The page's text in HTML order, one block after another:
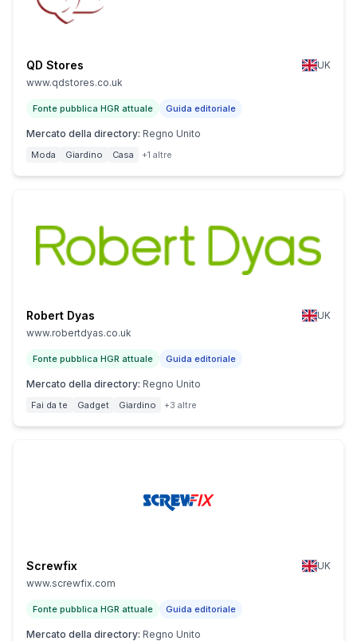
QD Stores
UK
www.qdstores.co.uk
Fonte pubblica HGR attuale Guida editoriale
Mercato della directory: Regno Unito
Moda Giardino Casa +1 altre
Robert Dyas
UK
www.robertdyas.co.uk
Fonte pubblica HGR attuale Guida editoriale
Mercato della directory: Regno Unito
Fai da te Gadget Giardino +3 altre
Screwfix
UK
www.screwfix.com
Fonte pubblica HGR attuale Guida editoriale
Mercato della directory: Regno Unito